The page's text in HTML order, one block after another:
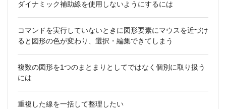
ダイナミック補助線を使用しないようにするには
コマンドを実行していないときに図形要素にマウスを近づけ
ると図形の色が変わり、選択・編集できてしまう
複数の図形を1つのまとまりとしてではなく個別に取り扱う
には
重複した線を一括して整理したい